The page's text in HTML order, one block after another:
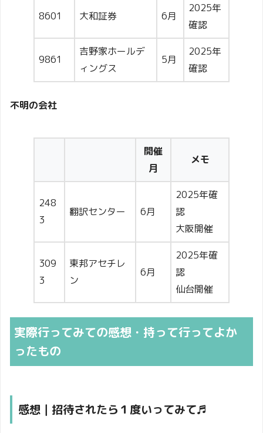
8601 大和証券 6月
2025年
確認
9861
吉野家ホールデ
ィングス
5月
2025年
確認
不明の会社
開催
月
メモ
248
3
翻訳センター 6月
2025年確
認
大阪開催
309
3
東邦アセチレ
ン
6月
2025年確
認
仙台開催
実際行ってみての感想・持って行ってよか
ったもの
感想｜招待されたら１度いってみて♬